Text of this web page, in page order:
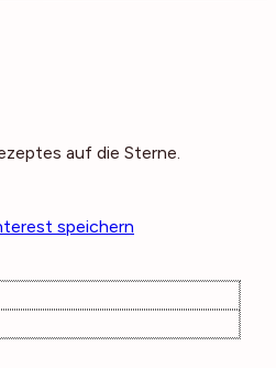
auf die Sterne.
speichern